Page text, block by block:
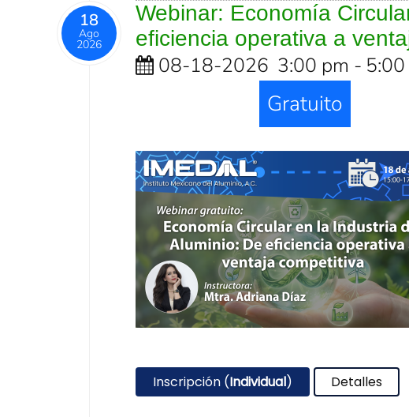
18
Ago
2026
Webinar: Economía
eficiencia operativa a
08-18-2026 3:00 pm -
Gratuito
Inscripción (Individual) Detalles